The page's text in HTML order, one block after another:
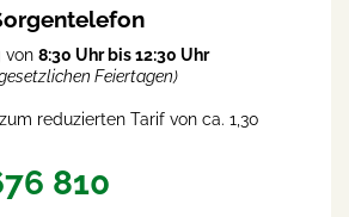
von 8:30 Uhr bis 12:30 Uhr
Feiertagen)
reduzierten Tarif von ca. 1,30
810